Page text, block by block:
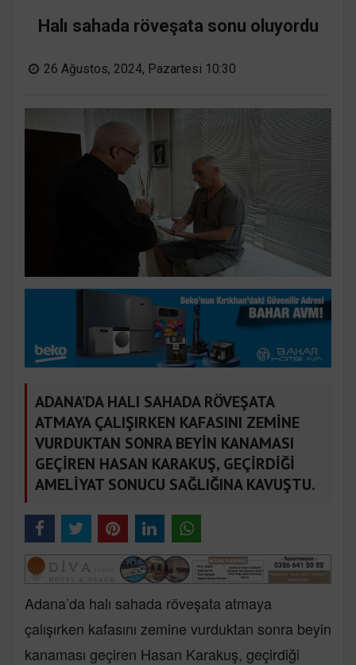
Halı sahada röveşata sonu oluyordu
26 Ağustos, 2024, Pazartesi 10:30
ADANA’DA HALI SAHADA RÖVEŞATA
ATMAYA ÇALIŞIRKEN KAFASINI ZEMİNE
VURDUKTAN SONRA BEYİN KANAMASI
GEÇİREN HASAN KARAKUŞ, GEÇİRDİĞİ
AMELİYAT SONUCU SAĞLIĞINA KAVUŞTU.
Adana’da halı sahada röveşata atmaya
çalışırken kafasını zemine vurduktan sonra beyin
kanaması geçiren Hasan Karakuş, geçirdiği